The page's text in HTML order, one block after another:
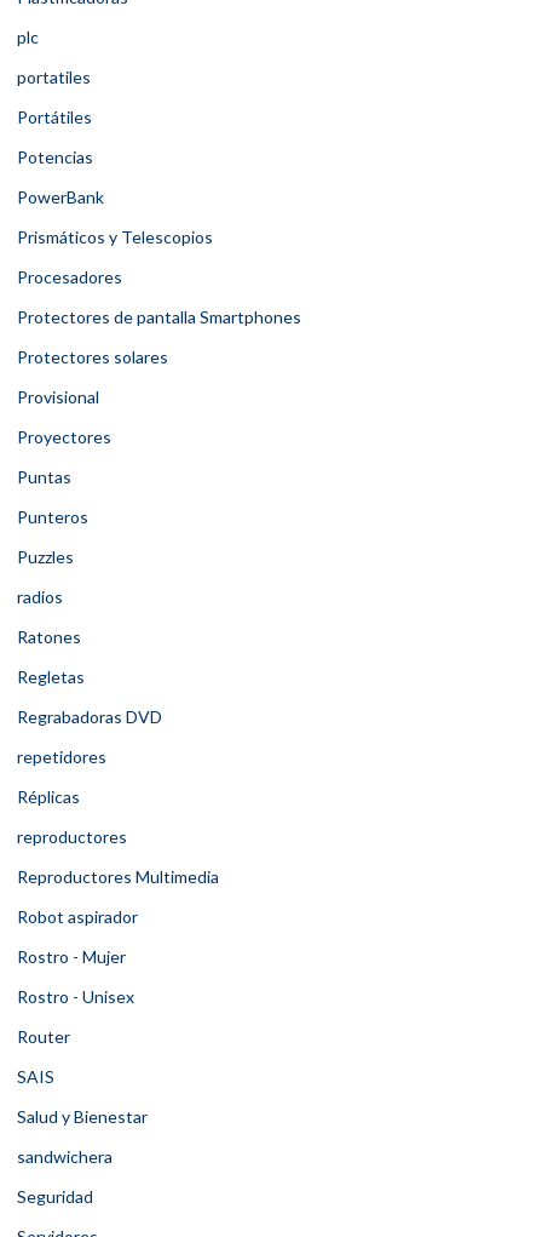
plc
portatiles
Portátiles
Potencias
PowerBank
Prismáticos y Telescopios
Procesadores
Protectores de pantalla Smartphones
Protectores solares
Provisional
Proyectores
Puntas
Punteros
Puzzles
radios
Ratones
Regletas
Regrabadoras DVD
repetidores
Réplicas
reproductores
Reproductores Multimedia
Robot aspirador
Rostro - Mujer
Rostro - Unisex
Router
SAIS
Salud y Bienestar
sandwichera
Seguridad